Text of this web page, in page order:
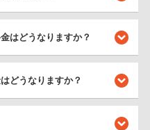
はどうなりますか？
どうなりますか？